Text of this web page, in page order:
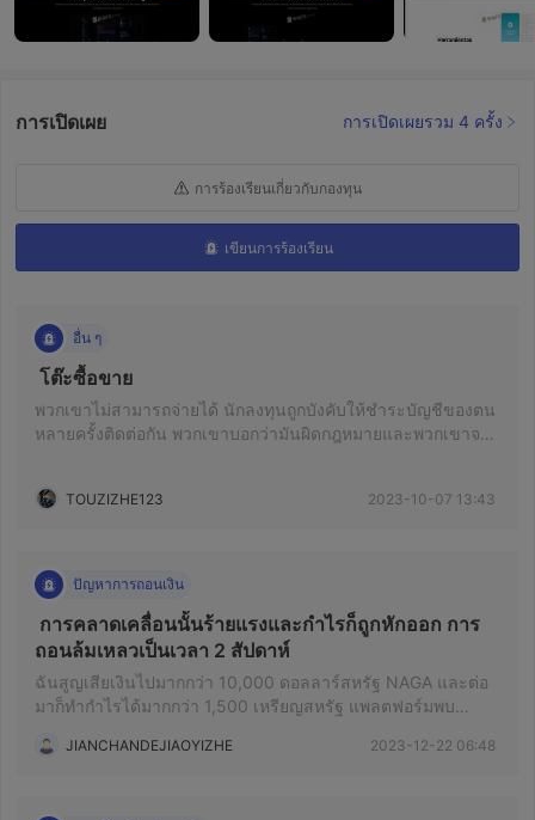
การเปิดเผย การเปิดเผยรวม 4 ครั้ง
การร้องเรียนเกี่ยวกับกองทุน
เขียนการร้องเรียน
อื่น ๆ
พวกเขาไม่สามารถจ่ายได้ นักลงทุนถูกบังคับให้ชำระบัญชีของตน
หลายครั้งติดต่อกัน พวกเขาบอกว่ามันผิดกฎหมายและพวกเขาจะ
ไม่สามารถจ่ายได้
TOUZIZHE123 2023-10-07 13:43
ปัญหาการถอนเงิน
การคลาดเคลื่อนนั้นร้ายแรงและกำไรก็ถูกหักออก การ
ฉันสูญเสียเงินไปมากกว่า 10,000 ดอลลาร์สหรัฐ NAGA และต่อ
มาก็ทำกำไรได้มากกว่า 1,500 เหรียญสหรัฐ แพลตฟอร์มพบ
การที่ผิดกฎหมาย พวกเขาไม่อนุญาตให้ถอนกำไร และการถอน
JIANCHANDEJIAOYIZHE 2023-12-22 06:48